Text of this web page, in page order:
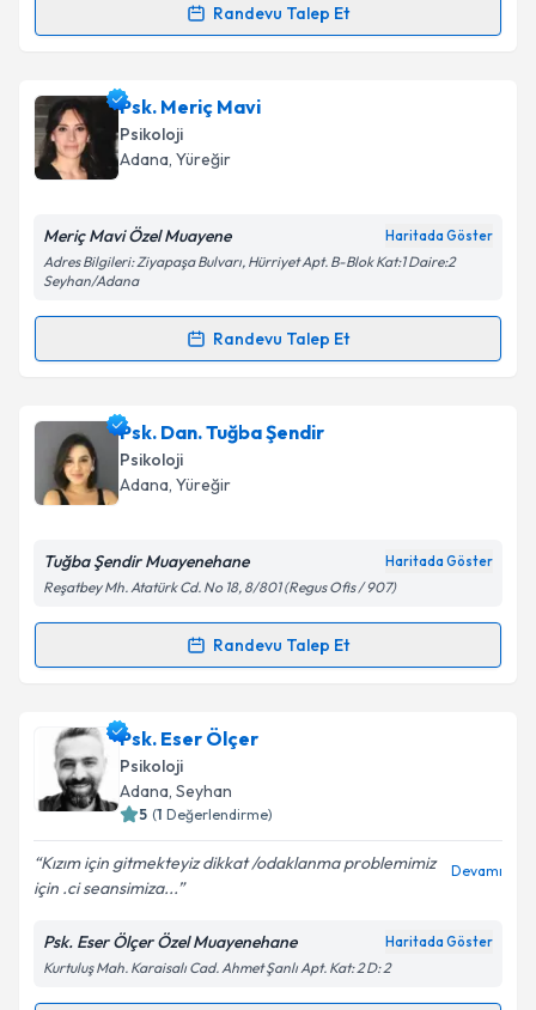
kapsamda işlenmesini kabul ediyorum.
Takvim Talebini Gönder
Randevu Talep Et
Randevu Takvimi Talebi
Uzm. Psk. Nida Özşahin Terkuran
takvimi talebi oluşturun. Size bu uzmandan randevu
almanız için bir takvim hazırlandığında e-posta ile
bilgilendireceğiz.
E-posta Adresiniz
Kişisel verilerimin işlenmesine ilişkin
Metni'ni okudum ve kişisel verilerimin belirtilen
Takvim Talebini Gönder
Psk. Meriç Mavi
Psikoloji
Adana, Yüreğir
Meriç Mavi Özel Muayene Haritada Göster
Adres Bilgileri: Ziyapaşa Bulvarı, Hürriyet Apt. B-Blok Kat:1 Daire:2
Seyhan/Adana
Randevu Talep Et
Randevu Takvimi Talebi
Psk. Meriç Maviiçin randevu takvimi talebi oluşturun.
Size bu uzmandan randevu almanız için bir takvim
hazırlandığında e-posta ile bilgilendireceğiz.
Kişisel verilerimin işlenmesine ilişkin
Metni'ni okudum ve kişisel verilerimin belirtilen
Takvim Talebini Gönder
Psk. Dan. Tuğba Şendir
Psikoloji
Adana, Yüreğir
Tuğba Şendir Muayenehane Haritada Göster
Reşatbey Mh. Atatürk Cd. No 18, 8/801 (Regus Ofis / 907)
Randevu Talep Et
Randevu Takvimi Talebi
Psk. Dan. Tuğba Şendir
oluşturun. Size bu uzmandan randevu almanız için bir
takvim hazırlandığında e-posta ile bilgilendireceğiz.
Kişisel verilerimin işlenmesine ilişkin
Aydınlatma
Metni'ni okudum ve kişisel verilerimin belirtilen
kapsamda işlenmesini kabul ediyorum.
Psk. Eser Ölçer
Psikoloji
Adana, Seyhan
5 (1 Değerlendirme)
Kızım için gitmekteyiz dikkat /odaklanma problemimiz
için .ci seansimiza...
Devamı
Psk. Eser Ölçer Özel Muayenehane Haritada Göster
Kurtuluş Mah. Karaisalı Cad. Ahmet Şanlı Apt. Kat: 2 D: 2